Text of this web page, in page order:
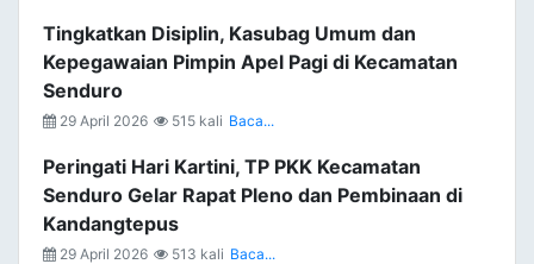
Tingkatkan Disiplin, Kasubag Umum dan
Kepegawaian Pimpin Apel Pagi di Kecamatan
Senduro
29 April 2026 515 kali Baca...
Peringati Hari Kartini, TP PKK Kecamatan
Senduro Gelar Rapat Pleno dan Pembinaan di
Kandangtepus
29 April 2026 513 kali Baca...